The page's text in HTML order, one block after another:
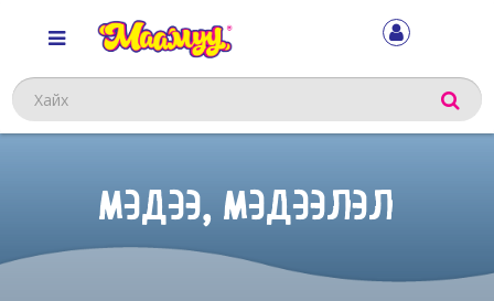
Хайх
МЭДЭЭ, МЭДЭЭЛЭЛ